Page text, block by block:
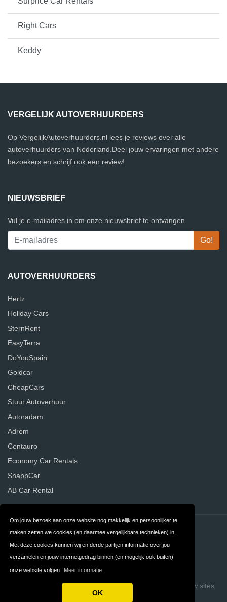
Om jouw bezoek aan onze website nog makkelijk en persoonlijker te
maken zetten we cookies (en daarmee vergelijkbare technieken) in.
Met deze cookies kunnen wij en derde partijen informatie over jou
verzamelen en jouw internetgedrag binnen (en mogelijk ook buiten)
onze website volgen. Meer informatie
OK
Right Cars
Keddy
VERGELIJK AUTOVERHUURDERS
Op VergelijkAutoverhuurders.nl lees je reviews over alle
autoverhuurders van Nederland.Deel jouw ervaringen met andere
bezoekers en schrijf ook een review!
NIEUWSBRIEF
Vul je e-mailadres in om onze nieuwsbrief te ontvangen.
AUTOVERHUURDERS
Hertz
Holiday Cars
SternRent
EasyTerra
DoYouSpain
Goldcar
CheapCars
Stuur Autoverhuur
Autoradam
Adrem
Centauro
Economy Car Rentals
SnappCar
AB Car Rental
Contact Privacy
Algemene FAQ
Copyright © 2026 Vergelijk Autoverhuurders
Build review sites
with ReviewTycoon